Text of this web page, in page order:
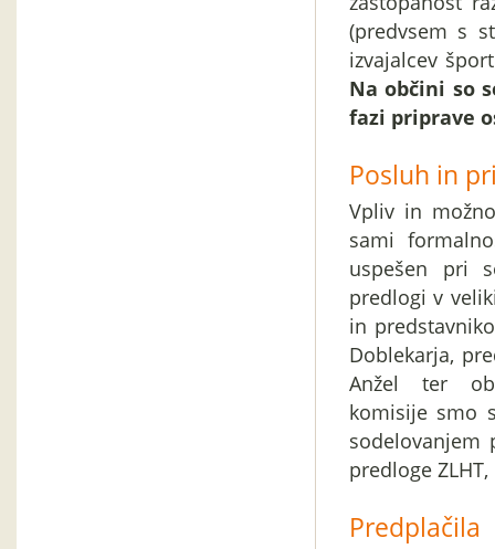
(predvsem s
izvajalcev
Na občini so
fazi priprave
Posluh in
Vpliv in
sami
uspešen pri
predlogi v
in
Doblekarja,
Anžel ter
komisije smo
sodelovanjem
predloge
Predplačila